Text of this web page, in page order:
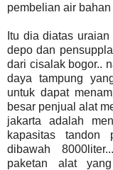
pembelian air bahan
Itu dia diatas
depo dan
dari cisalak bogor..
daya tampung
untuk dapat
besar penjual alat
jakarta adalah
kapasitas tandon
dibawah
paketan alat